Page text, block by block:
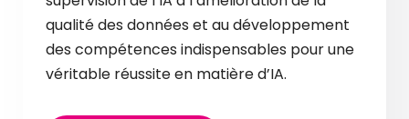
qualité des données et au développement
des compétences indispensables pour une
véritable réussite en matière d’IA.